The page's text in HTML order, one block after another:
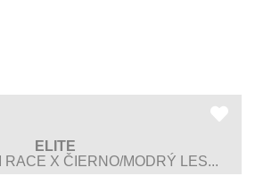
ELITE
RACE X ČIERNO/MODRÝ LES...